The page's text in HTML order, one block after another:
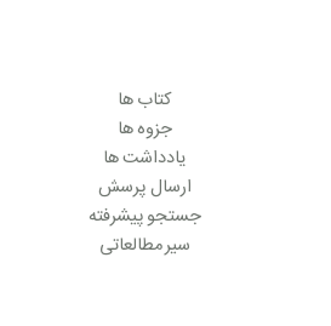
کتاب ها
جزوه ها
یادداشت ها
ارسال پرسش
جستجو پیشرفته
سیر مطالعاتی